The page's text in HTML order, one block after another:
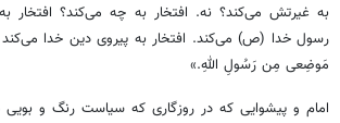
به غیرتش می‌کند؟ نه. افتخار به چه می‌کند؟
رسول خدا (ص) می‌کند. افتخار به پیروی دین خدا
مَوضِعی مِن رَسُولِ اللهِ.»
امام و پیشوایی که در روزگاری که سیاست رنگ و